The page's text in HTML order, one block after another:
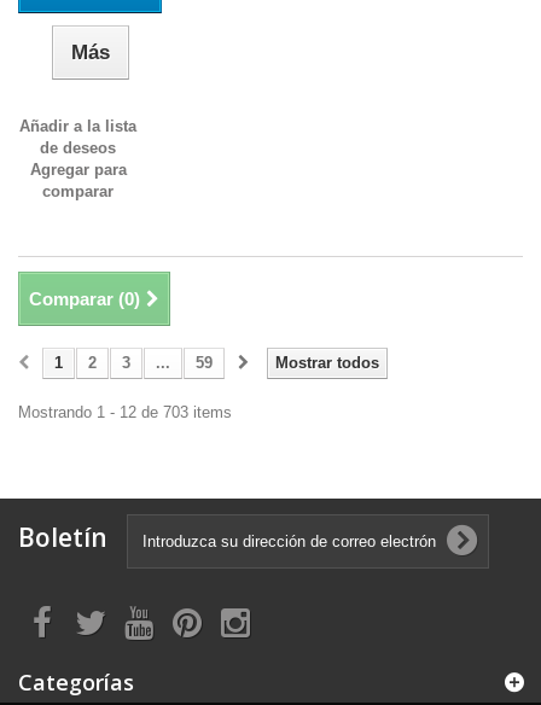
Más
Añadir a la lista
de deseos
Agregar para
comparar
Comparar (0)
Mostrar todos
1 2 3 ... 59
Mostrando 1 - 12 de 703 items
Boletín
Categorías